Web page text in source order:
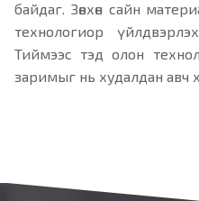
байдаг. Зөвхөн сайн
технологиор
Тиймээс тэд олон
заримыг нь худалдан авч